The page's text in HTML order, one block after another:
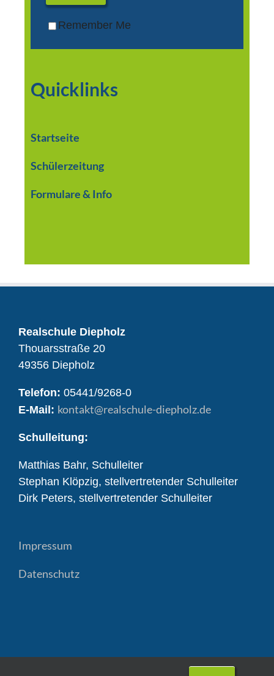
Remember Me
Quicklinks
Startseite
Schülerzeitung
Formulare & Info
Realschule Diepholz
Thouarsstraße 20
49356 Diepholz
Telefon: 05441/9268-0
E-Mail: kontakt@realschule-diepholz.de
Schulleitung:
Matthias Bahr, Schulleiter
Stephan Klöpzig, stellvertretender Schulleiter
Dirk Peters, stellvertretender Schulleiter
Impressum
Datenschutz